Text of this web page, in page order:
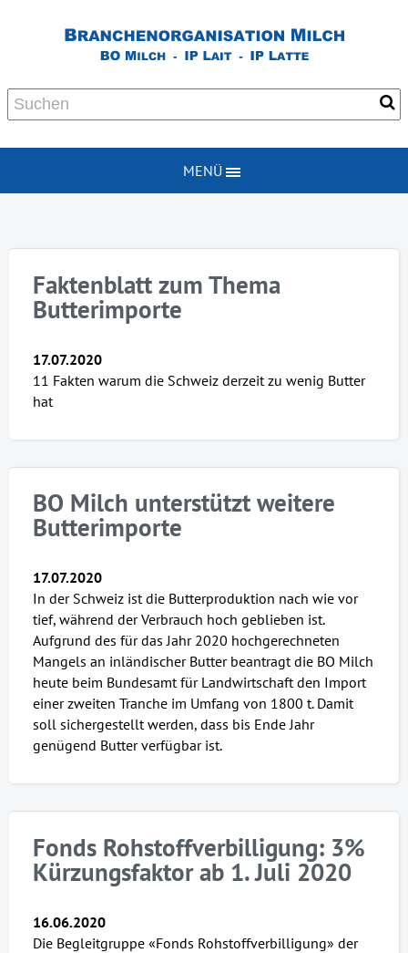
MENÜ
Faktenblatt zum Thema
Butterimporte
17.07.2020
11 Fakten warum die Schweiz derzeit zu wenig Butter
hat
BO Milch unterstützt weitere
Butterimporte
17.07.2020
In der Schweiz ist die Butterproduktion nach wie vor
tief, während der Verbrauch hoch geblieben ist.
Aufgrund des für das Jahr 2020 hochgerechneten
Mangels an inländischer Butter beantragt die BO Milch
heute beim Bundesamt für Landwirtschaft den Import
einer zweiten Tranche im Umfang von 1800 t. Damit
soll sichergestellt werden, dass bis Ende Jahr
genügend Butter verfügbar ist.
Fonds Rohstoffverbilligung: 3%
Kürzungsfaktor ab 1. Juli 2020
16.06.2020
Die Begleitgruppe «Fonds Rohstoffverbilligung» der